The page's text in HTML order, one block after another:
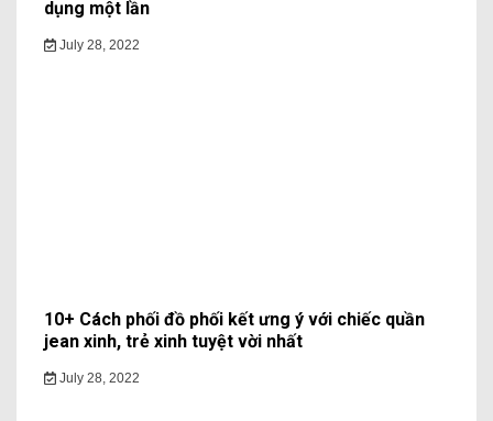
dụng một lần
July 28, 2022
10+ Cách phối đồ phối kết ưng ý với chiếc quần
jean xinh, trẻ xinh tuyệt vời nhất
July 28, 2022